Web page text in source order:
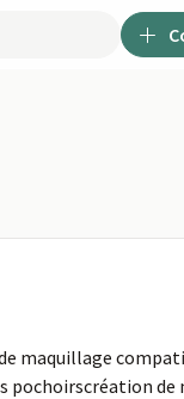
maquillage
pochoirscréation